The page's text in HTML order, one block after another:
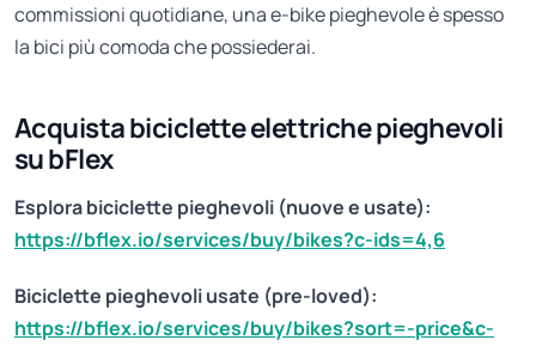
commissioni quotidiane, una e-bike pieghevole è spesso
la bici più comoda che possiederai.
Acquista biciclette elettriche pieghevoli
su bFlex
Esplora biciclette pieghevoli (nuove e usate):
https://bflex.io/services/buy/bikes?c-ids=4,6
Biciclette pieghevoli usate (pre-loved):
https://bflex.io/services/buy/bikes?sort=-price&c-